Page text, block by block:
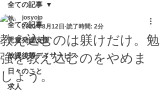
全ての記事
児童発達支援
放課後等デイサービス
日々のこと
求人
全ての記事
教え込むのは躾けだけ。勉
強を教え込むのをやめま
しょう。
josyojp
2021年8月12日 読了時間: 2分